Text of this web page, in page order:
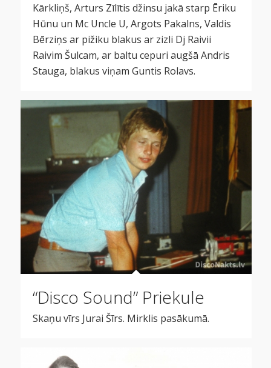
Kārkliņš, Arturs Zīlītis džinsu jakā starp Ēriku
Hūnu un Mc Uncle U, Argots Pakalns, Valdis
Bērziņs ar pižiku blakus ar zizli Dj Raivii
Raivim Šulcam, ar baltu cepuri augšā Andris
Stauga, blakus viņam Guntis Rolavs.
“Disco Sound” Priekule
Skaņu vīrs Jurai Šīrs. Mirklis pasākumā.